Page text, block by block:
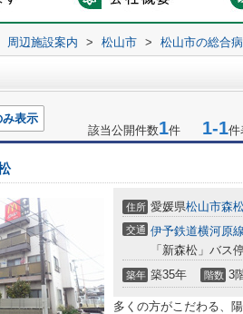
周辺施設案内 > 松山市 > 松山市の総合
み表示
該当公開件数1件 1-1件
住所 愛媛県松山市森
交通 伊予鉄道横河原線
「新森松」バ
築年 築35年 階数 3
多くの方がこだわる、